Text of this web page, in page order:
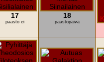
17
paasto ei
18
paastopäivä